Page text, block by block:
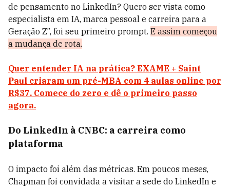
de pensamento no LinkedIn? Quero ser vista como
especialista em IA, marca pessoal e carreira para a
Geração Z”, foi seu primeiro prompt. E assim começou
a mudança de rota.
Quer entender IA na prática? EXAME + Saint
Paul criaram um pré-MBA com 4 aulas online por
R$37. Comece do zero e dê o primeiro passo
agora.
Do LinkedIn à CNBC: a carreira como
plataforma
O impacto foi além das métricas. Em poucos meses,
Chapman foi convidada a visitar a sede do LinkedIn e